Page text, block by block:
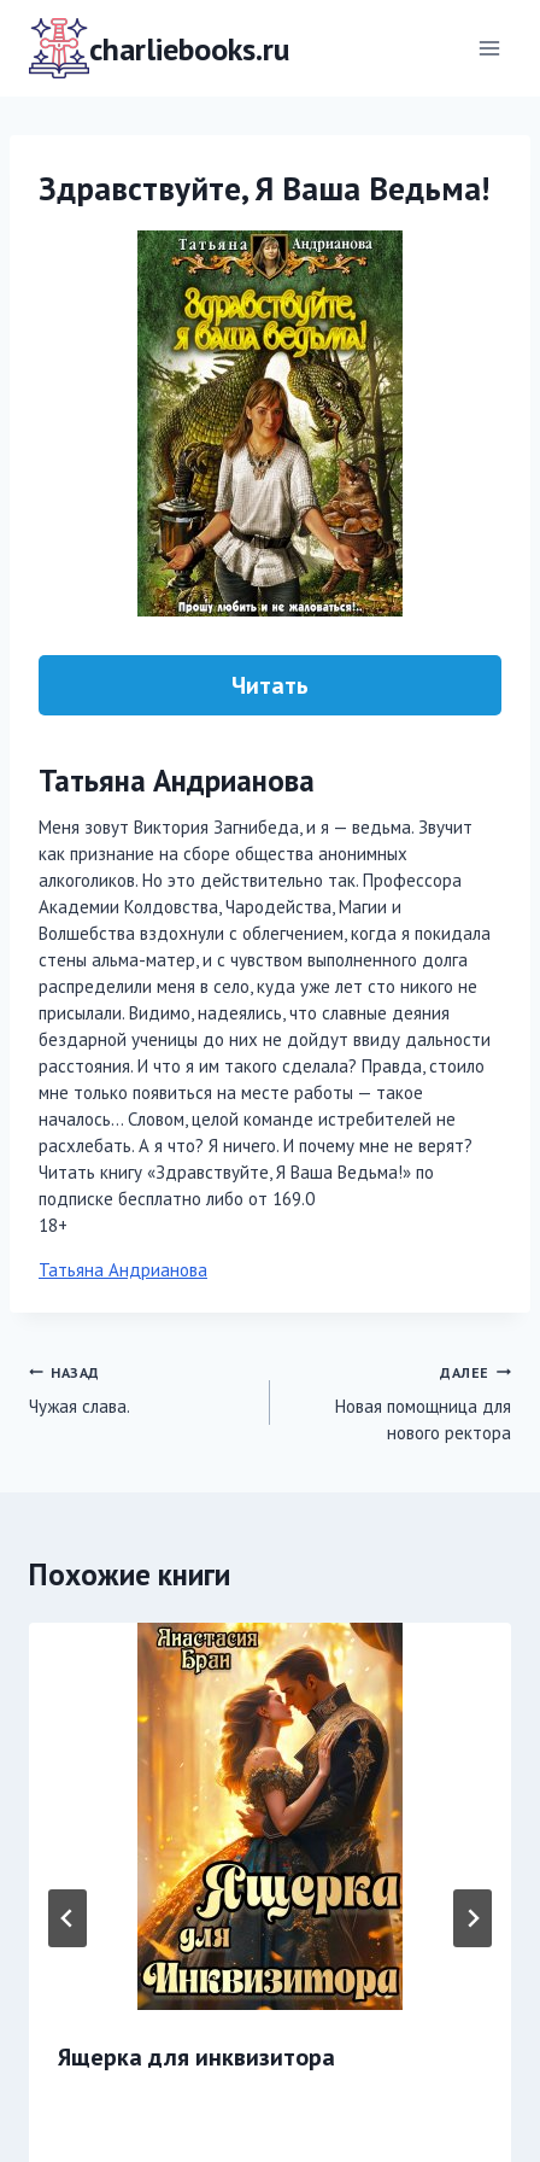
Перейти
содержимомуcharliebooks.ru
Здравствуйте, Я Ваша Ведьма!
Читать
Татьяна Андрианова
Меня зовут Виктория Загнибеда, и я — ведьма. Звучит
как признание на сборе общества анонимных
алкоголиков. Но это действительно так. Профессора
Академии Колдовства, Чародейства, Магии и
Волшебства вздохнули с облегчением, когда я покидала
стены альма-матер, и с чувством выполненного долга
распределили меня в село, куда уже лет сто никого не
присылали. Видимо, надеялись, что славные деяния
бездарной ученицы до них не дойдут ввиду дальности
расстояния. И что я им такого сделала? Правда, стоило
мне только появиться на месте работы — такое
началось… Словом, целой команде истребителей не
расхлебать. А я что? Я ничего. И почему мне не верят?
Читать книгу «Здравствуйте, Я Ваша Ведьма!» по
подписке бесплатно либо от 169.0
18+
Метки
Татьяна Андрианова
Навигация
по
НАЗАД
Чужая слава.
ДАЛЕЕ
Новая помощница для
нового ректора
Похожие книги
Ящерка для инквизитора